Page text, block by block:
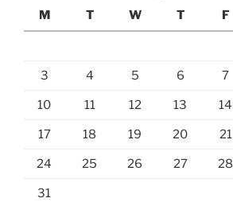
M
T W T F
3 4 5 6 7
10 11 12 13 14
17 18 19 20 21
24 25 26 27 28
31